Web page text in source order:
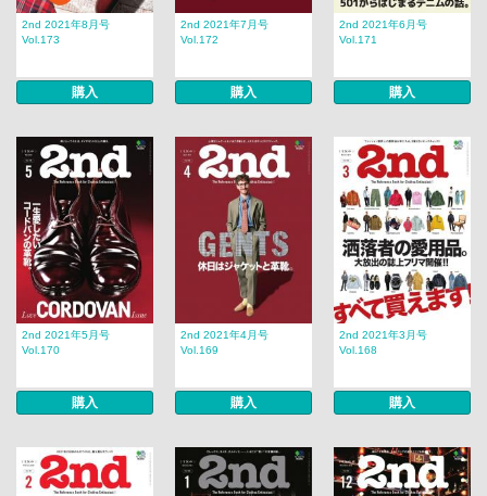
2nd 2021年8月号
Vol.173
購入
2nd 2021年7月号
Vol.172
購入
2nd 2021年6月号
Vol.171
購入
2nd 2021年5月号
Vol.170
購入
2nd 2021年4月号
Vol.169
購入
2nd 2021年3月号
Vol.168
購入